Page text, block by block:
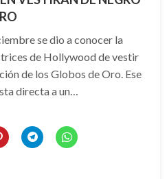
se dio a conocer la
de Hollywood de vestir
de los Globos de Oro. Ese
directa a un…